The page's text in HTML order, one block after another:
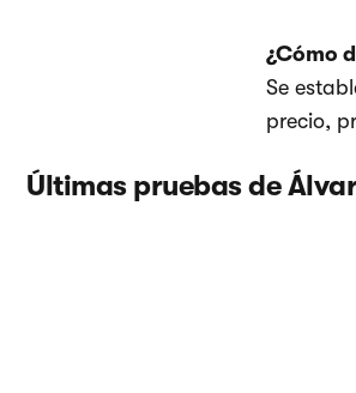
¿Cómo
Se
precio,
Últimas pruebas de